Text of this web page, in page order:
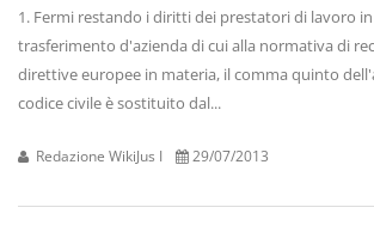
1. Fermi restando i diritti dei prestatori di lavoro
trasferimento d'azienda di cui alla normativa di
direttive europee in materia, il comma quinto
codice civile è sostituito dal...
Redazione WikiJus I 29/07/2013